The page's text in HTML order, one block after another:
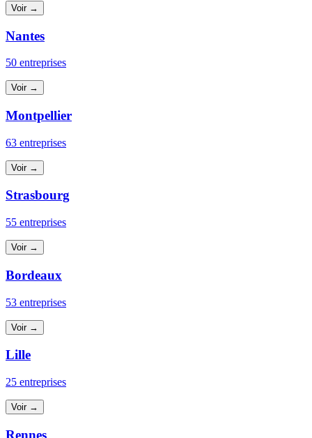
Voir →
Nantes
50 entreprises
Voir →
Montpellier
63 entreprises
Voir →
Strasbourg
55 entreprises
Voir →
Bordeaux
53 entreprises
Voir →
Lille
25 entreprises
Voir →
Rennes